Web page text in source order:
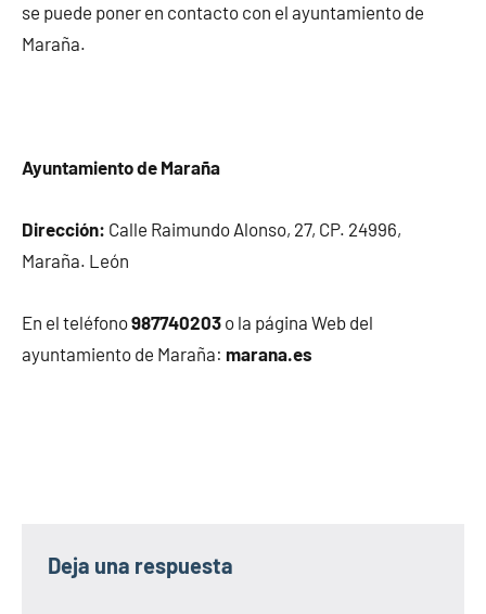
se puede poner en contacto con el ayuntamiento de
Maraña.
Ayuntamiento de Maraña
Dirección: Calle Raimundo Alonso, 27, CP. 24996,
Maraña. León
En el teléfono987740203 o la página Web del
ayuntamiento de Maraña: marana.es
Deja una respuesta